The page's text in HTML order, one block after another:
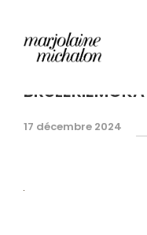
17 décembre 2024